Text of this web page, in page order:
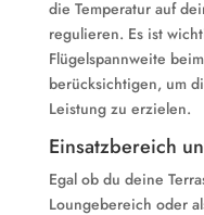
die Temperatur auf
regulieren. Es ist
Flügelspannweite
berücksichtigen, um
Leistung zu erzielen.
Einsatzbereich
Egal ob du deine
Loungebereich oder